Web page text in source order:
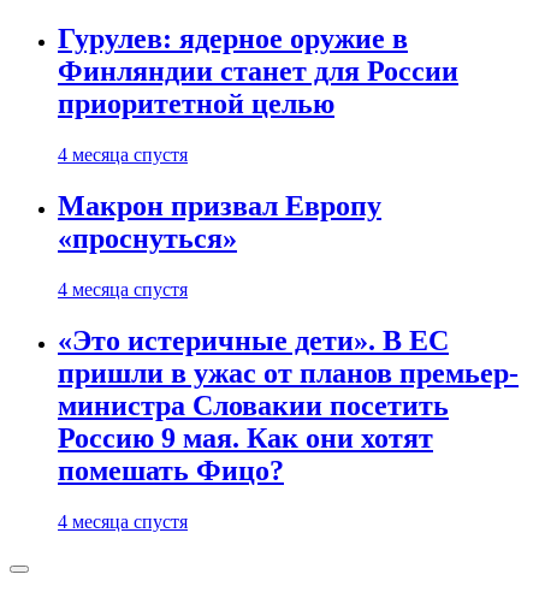
Гурулев: ядерное оружие в
Финляндии станет для России
приоритетной целью
4 месяца спустя
Макрон призвал Европу
«проснуться»
4 месяца спустя
«Это истеричные дети». В ЕС
пришли в ужас от планов премьер-
министра Словакии посетить
Россию 9 мая. Как они хотят
помешать Фицо?
4 месяца спустя